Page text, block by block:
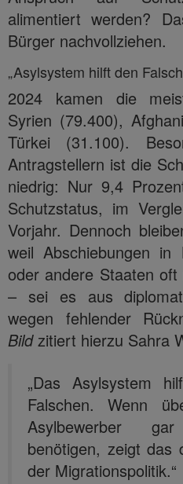
alimentiert werden?
Bürger nachvollziehen.
„Asylsystem hilft den
2024 kamen die
Syrien (79.400),
Türkei (31.100).
Antragstellern ist die
niedrig: Nur 9,4
Schutzstatus, im
Vorjahr. Dennoch
weil Abschiebungen
oder andere Staaten
– sei es aus
wegen fehlender
Bildzitiert hierzu Sahra
„Das Asylsystem
Falschen. Wenn
Asylbewerber
benötigen, zeigt das
der Migrationspolitik.“